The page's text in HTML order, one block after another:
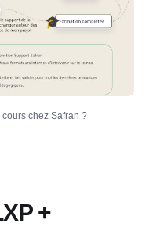
chez Safran ?
+